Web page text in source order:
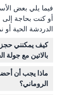
فيما يلي بعض
أو كنت بحاجة إلى
الدردشة الحية أو
كيف يمكنني حجز
بالاتين مع جولة
يمكنك حجز
الموقع. ببساطة
أثناء عملية
ماذا يجب أن
الروماني؟